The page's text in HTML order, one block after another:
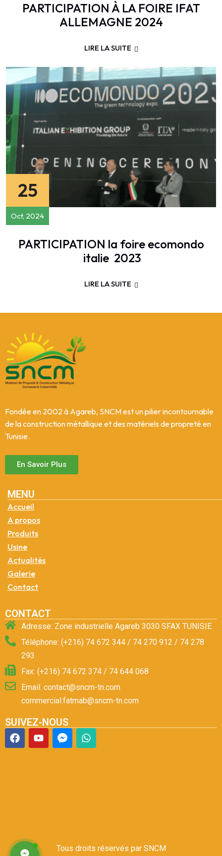
PARTICIPATION À LA FOIRE IFAT
ALLEMAGNE 2024
LIRE LA SUITE
25
Oct, 2024
PARTICIPATION la foire ecomondo
italie 2023
LIRE LA SUITE
Fondée en 2002 à Agareb, SNCM est un pilier incontournable
de la construction métallique et des matériels de propreté en
Tunisie.
En Savoir Plus
MENU
Accueil
A propos
Produits
Usine
Actualités
Galerie
Contact
CONTACT
Adresse: Zone industrielle Agareb 3030 SFAX TUNISIE
Téléphone: (+216) 74 672 344 / 74 270 912 / 74 278
293
Fax: (+216) 74 672 374 / 74 644 068
Email: contact@sncm-tn.com
commercial.fatmab@sncm-tn.com
SUIVEZ-NOUS
Tous droits réservés par SNCM